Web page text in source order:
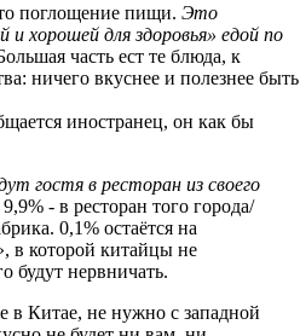
поглощение пищи. Это
и хорошей для здоровья» едой по
часть ест те блюда, к
ничего вкуснее и полезнее быть
иностранец, он как бы
гостя в ресторан из своего
- в ресторан того города/
0,1% остаётся на
в которой китайцы не
будут нервничать.
в Китае, не нужно с западной